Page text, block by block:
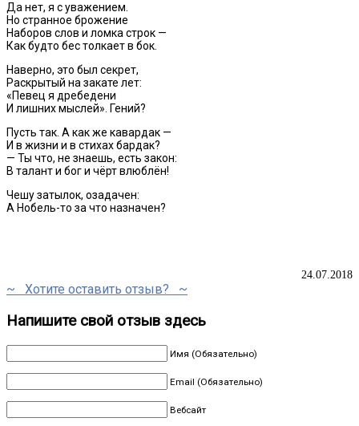
Да нет, я с уважением.
Но странное брожение
Наборов слов и ломка строк —
Как будто бес толкает в бок.
Наверно, это был секрет,
Раскрытый на закате лет:
«Певец я дребедени
И лишних мыслей». Гений?
Пусть так. А как же кавардак —
И в жизни и в стихах бардак?
— Ты что, не знаешь, есть закон:
В талант и бог и чёрт влюблён!
Чешу затылок, озадачен:
А Нобель-то за что назначен?
24.07.2018
~ Хотите оставить отзыв? ~
Напишите свой отзыв здесь
Имя (Обязательно)
Email (Обязательно)
Вебсайт